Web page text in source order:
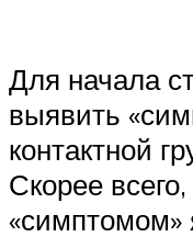
Для начала
выявить
контактной
Скорее
«симптомом»